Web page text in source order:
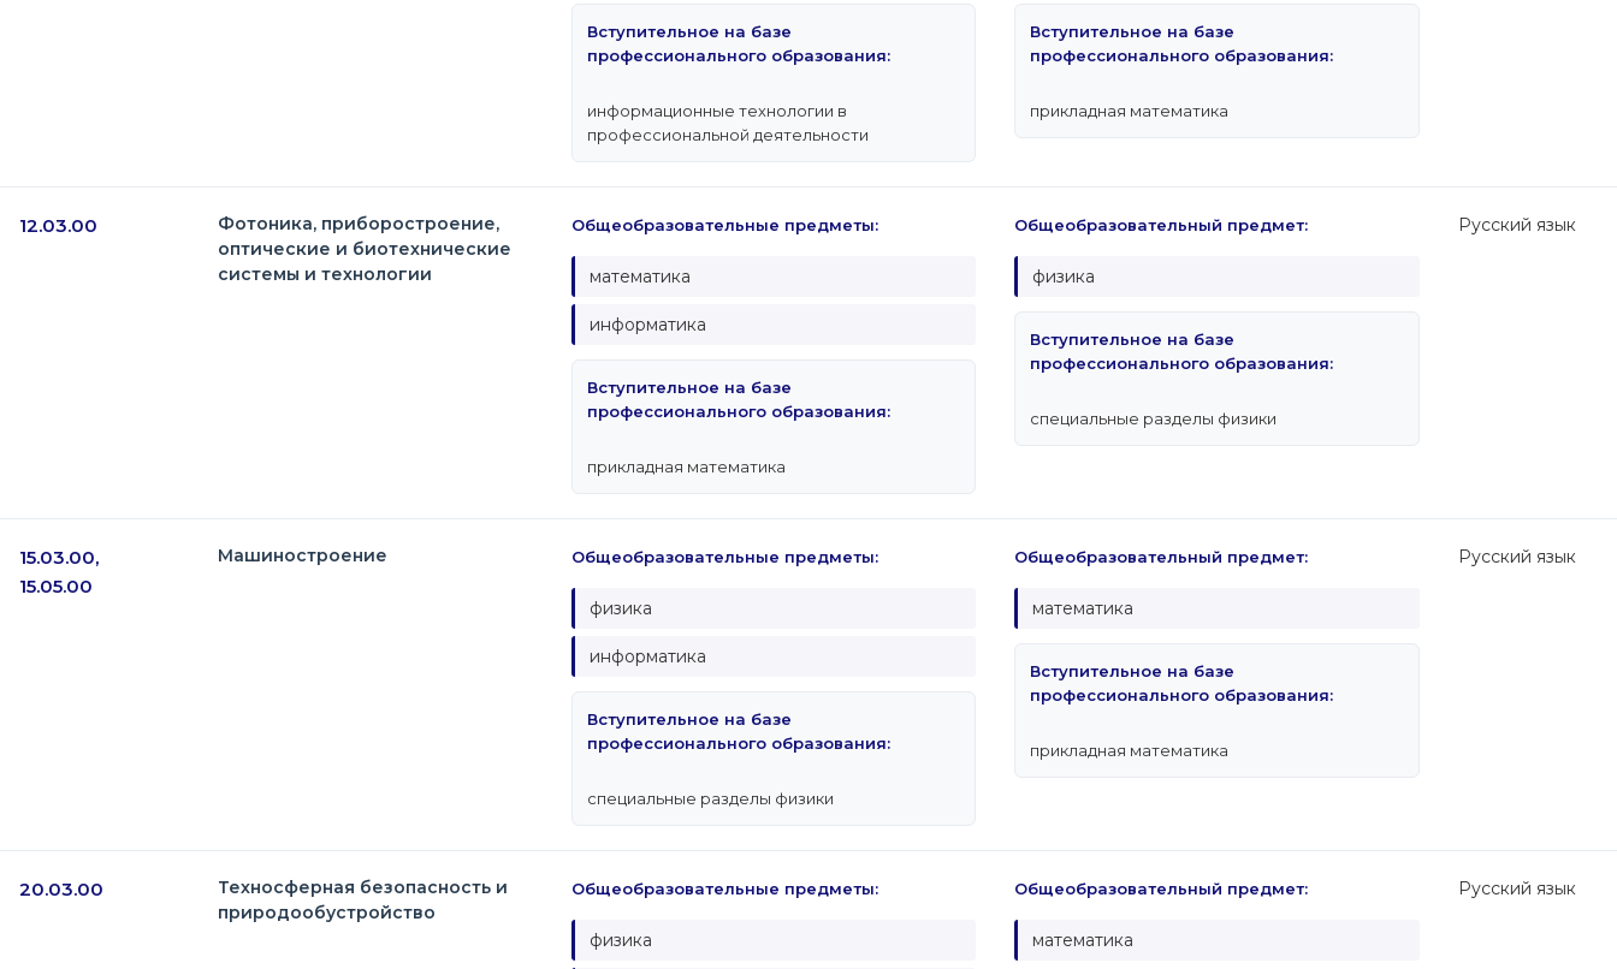
Вступительное на базе
профессионального образования:
информационные технологии в
профессиональной деятельности
Вступительное на базе
профессионального образования:
прикладная математика
12.03.00
Фотоника, приборостроение,
оптические и биотехнические
системы и технологии
Общеобразовательные предметы:
математика
информатика
Вступительное на базе
профессионального образования:
прикладная математика
Общеобразовательный предмет:
физика
Вступительное на базе
профессионального образования:
специальные разделы физики
Русский язык
15.03.00,
15.05.00
Машиностроение Общеобразовательные предметы:
физика
информатика
Вступительное на базе
профессионального образования:
специальные разделы физики
Общеобразовательный предмет:
математика
Вступительное на базе
профессионального образования:
прикладная математика
Русский язык
20.03.00
Техносферная безопасность и
природообустройство
Общеобразовательные предметы:
физика
Общеобразовательный предмет:
математика
Русский язык